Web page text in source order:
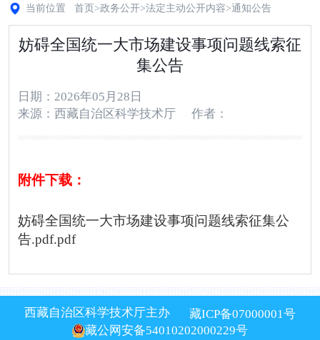
当前位置 首页 >政务公开>法定主动公开内容>通知公告
妨碍全国统一大市场建设事项问题线索征
集公告
日期：2026年05月28日
来源：西藏自治区科学技术厅
作者：
附件下载：
妨碍全国统一大市场建设事项问题线索征集公
告.pdf.pdf
西藏自治区科学技术厅主办
藏ICP备07000001号
藏公网安备54010202000229号